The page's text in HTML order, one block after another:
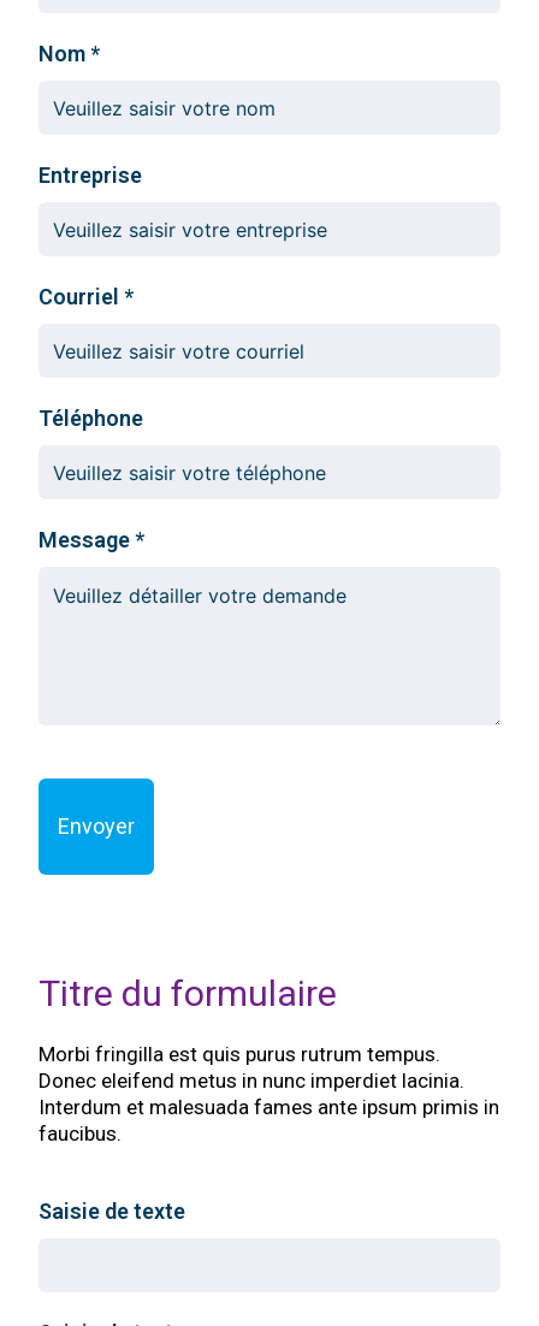
Nom
Entreprise
Courriel
Téléphone
Message
Envoyer
Titre du formulaire
Morbi fringilla est quis purus rutrum tempus.
Donec eleifend metus in nunc imperdiet lacinia.
Interdum et malesuada fames ante ipsum primis in
faucibus.
Saisie de texte